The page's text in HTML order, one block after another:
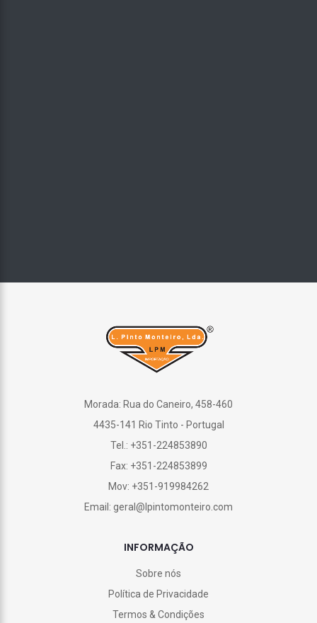
Morada: Rua do Caneiro, 458-460
4435-141 Rio Tinto - Portugal
Tel.: +351-224853890
Fax: +351-224853899
Mov: +351-919984262
Email: geral@lpintomonteiro.com
INFORMAÇÃO
Sobre nós
Política de Privacidade
Termos & Condições